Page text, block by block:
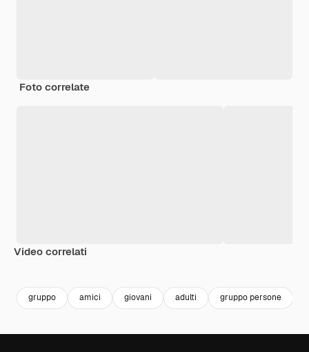
Foto correlate
Video correlati
gruppo amici giovani adulti gruppo persone